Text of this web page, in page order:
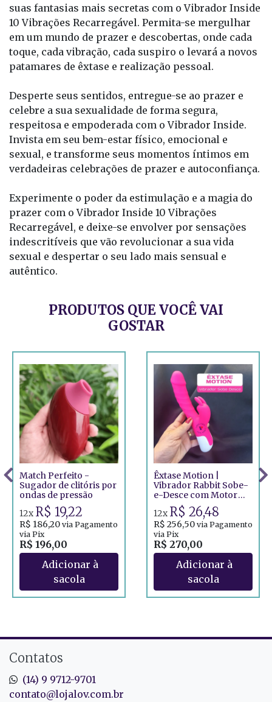
suas fantasias mais secretas com o Vibrador Inside
10 Vibrações Recarregável. Permita-se mergulhar
em um mundo de prazer e descobertas, onde cada
toque, cada vibração, cada suspiro o levará a novos
patamares de êxtase e realização pessoal.
Desperte seus sentidos, entregue-se ao prazer e
celebre a sua sexualidade de forma segura,
respeitosa e empoderada com o Vibrador Inside.
Invista em seu bem-estar físico, emocional e
sexual, e transforme seus momentos íntimos em
verdadeiras celebrações de prazer e autoconfiança.
Experimente o poder da estimulação e a magia do
prazer com o Vibrador Inside 10 Vibrações
Recarregável, e deixe-se envolver por sensações
indescritíveis que vão revolucionar a sua vida
sexual e despertar o seu lado mais sensual e
autêntico.
PRODUTOS QUE VOCÊ VAI
GOSTAR
Match Perfeito -
Sugador de clitóris por
ondas de pressão
R$ 196,00
12x R$ 19,22
R$ 186,20 via Pagamento
via Pix
Êxtase Motion |
Vibrador Rabbit Sobe-
e-Desce com Motor
Duplo
R$ 270,00
12x R$ 26,48
R$ 256,50 via Pagamento
via Pix
Contatos
(14) 9 9712-9701
contato@lojalov.com.br